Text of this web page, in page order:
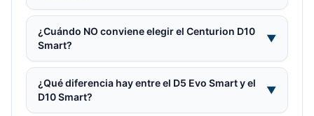
¿Cuándo NO conviene elegir el Centurion D10
Smart?
▼
¿Qué diferencia hay entre el D5 Evo Smart y el
D10 Smart?
▼